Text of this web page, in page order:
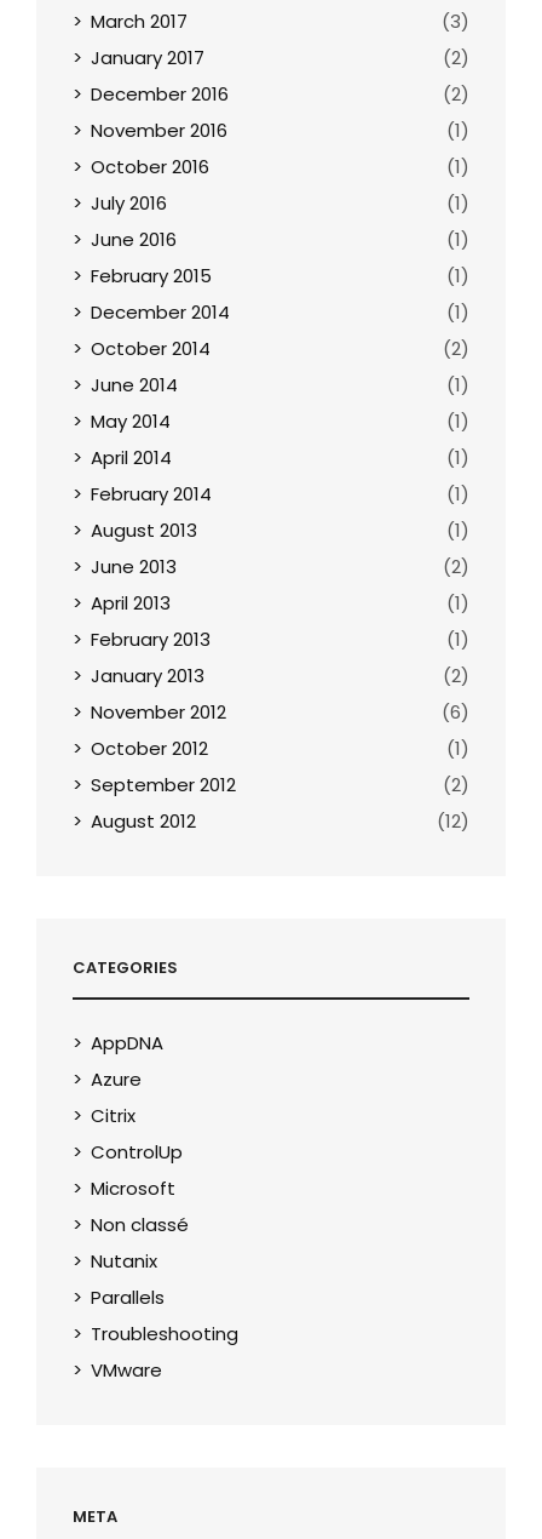
March 2017
(3)
January 2017
(2)
December 2016
(2)
November 2016
(1)
October 2016
(1)
July 2016
(1)
June 2016
(1)
February 2015
(1)
December 2014
(1)
October 2014
(2)
June 2014
(1)
May 2014
(1)
April 2014
(1)
February 2014
(1)
August 2013
(1)
June 2013
(2)
April 2013
(1)
February 2013
(1)
January 2013
(2)
November 2012
(6)
October 2012
(1)
September 2012
(2)
August 2012
(12)
CATEGORIES
AppDNA
Azure
Citrix
ControlUp
Microsoft
Non classé
Nutanix
Parallels
Troubleshooting
VMware
META